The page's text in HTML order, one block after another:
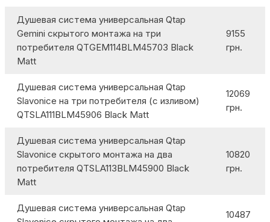
Душевая система универсальная Qtap
Gemini скрытого монтажа на три
потребителя QTGEM114BLM45703 Black
Matt
9155
грн.
Душевая система универсальная Qtap
Slavonice на три потребителя (с изливом)
QTSLA111BLM45906 Black Matt
12069
грн.
Душевая система универсальная Qtap
Slavonice скрытого монтажа на два
потребителя QTSLA113BLM45900 Black
Matt
10820
грн.
Душевая система универсальная Qtap
10487